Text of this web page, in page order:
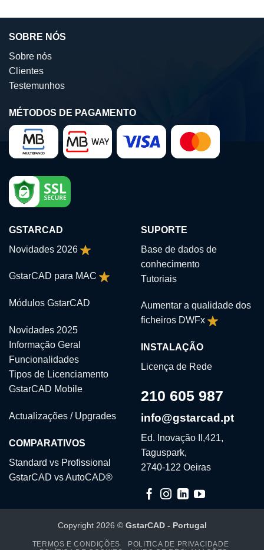
SOBRE NÓS
Sobre nós
Clientes
Testemunhos
MÉTODOS DE PAGAMENTO
GSTARCAD
Novidades 2026
GstarCAD para MAC
Módulos GstarCAD
Novidades 2025
Informação Geral
Funcionalidades
Tipos de Licenciamento
GstarCAD Mobile
Actualizações / Upgrades
COMPARATIVOS
Standard vs Profissional
GstarCAD vs AutoCAD®
SUPORTE
Base de dados de
conhecimento
Tutoriais
Aumentar a qualidade dos
ficheiros DWFx
INSTALAÇÃO
Licença de Rede
210 605 987
info@gstarcad.pt
Ed. Inovação II,421,
Taguspark,
2740-122 Oeiras
Copyright 2026 © GstarCAD - Portugal
TERMOS E CONDIÇÕES
POLITICA DE PRIVACIDADE